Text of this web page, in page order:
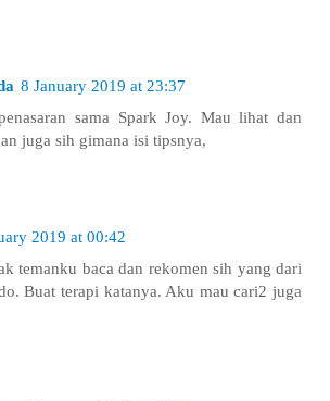
8 January 2019 at 23:37
sama Spark Joy. Mau lihat dan
juga sih gimana isi tipsnya,
2019 at 00:42
temanku baca dan rekomen sih yang dari
Buat terapi katanya. Aku mau cari2 juga